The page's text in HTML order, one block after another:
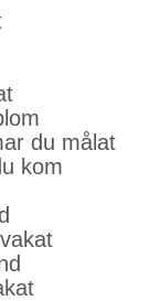
du målat
kom